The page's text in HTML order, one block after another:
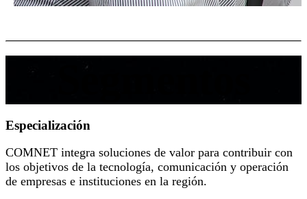
Segmentos
Especialización
COMNET integra soluciones de valor para contribuir con
los objetivos de la tecnología, comunicación y operación
de empresas e instituciones en la región.